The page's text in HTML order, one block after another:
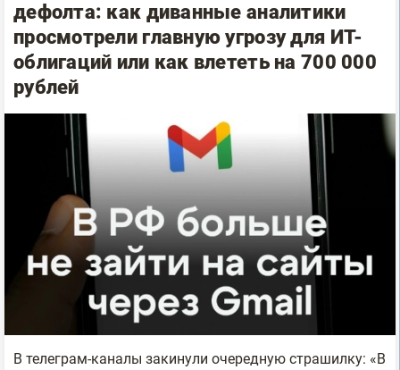
дефолта: как диванные аналитики
просмотрели главную угрозу для ИТ-
облигаций или как влететь на 700 000
рублей
В телеграм-каналы закинули очередную страшилку: «В